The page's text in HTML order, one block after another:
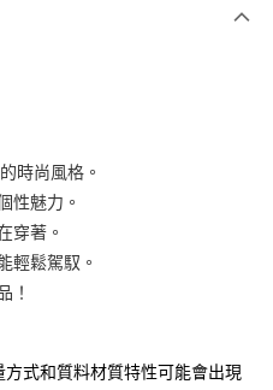
付款」的支付方式。 讓您購物簡單
時尚風格。
性魅力。
穿著。
輕鬆駕馭。
！
式和質料材質特性可能會出現